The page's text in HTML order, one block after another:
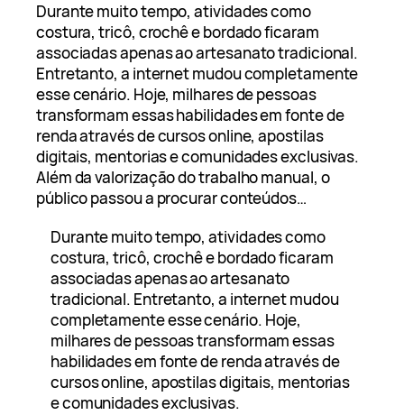
Durante muito tempo, atividades como
costura, tricô, crochê e bordado ficaram
associadas apenas ao artesanato tradicional.
Entretanto, a internet mudou completamente
esse cenário. Hoje, milhares de pessoas
transformam essas habilidades em fonte de
renda através de cursos online, apostilas
digitais, mentorias e comunidades exclusivas.
Além da valorização do trabalho manual, o
público passou a procurar conteúdos…
Durante muito tempo, atividades como
costura, tricô, crochê e bordado ficaram
associadas apenas ao artesanato
tradicional. Entretanto, a internet mudou
completamente esse cenário. Hoje,
milhares de pessoas transformam essas
habilidades em fonte de renda através de
cursos online, apostilas digitais, mentorias
e comunidades exclusivas.